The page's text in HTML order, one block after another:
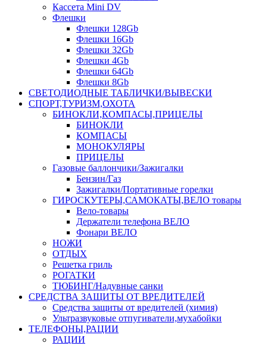
Кассета Mini DV
Флешки
Флешки 128Gb
Флешки 16Gb
Флешки 32Gb
Флешки 4Gb
Флешки 64Gb
Флешки 8Gb
СВЕТОДИОДНЫЕ ТАБЛИЧКИ/ВЫВЕСКИ
СПОРТ,ТУРИЗМ,ОХОТА
БИНОКЛИ,КОМПАСЫ,ПРИЦЕЛЫ
БИНОКЛИ
КОМПАСЫ
МОНОКУЛЯРЫ
ПРИЦЕЛЫ
Газовые баллончики/Зажигалки
Бензин/Газ
Зажигалки/Портативные горелки
ГИРОСКУТЕРЫ,САМОКАТЫ,ВЕЛО товары
Вело-товары
Держатели телефона ВЕЛО
Фонари ВЕЛО
НОЖИ
ОТДЫХ
Решетка гриль
РОГАТКИ
ТЮБИНГ/Надувные санки
СРЕДСТВА ЗАЩИТЫ ОТ ВРЕДИТЕЛЕЙ
Средства защиты от вредителей (химия)
Ультразвуковые отпугиватели,мухабойки
ТЕЛЕФОНЫ,РАЦИИ
РАЦИИ